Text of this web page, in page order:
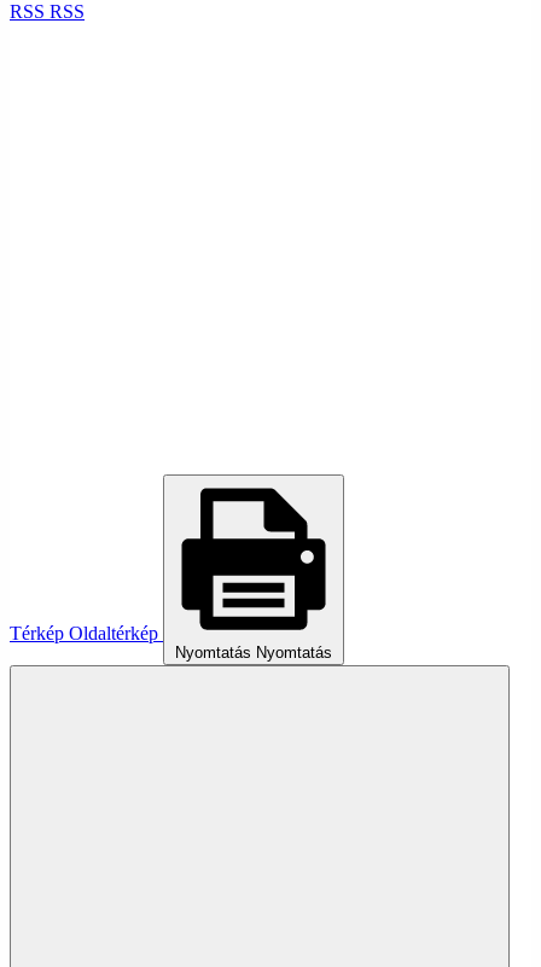
RSS RSS
Térkép Oldaltérkép
Nyomtatás Nyomtatás